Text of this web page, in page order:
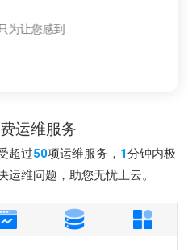
售前或者售后，只为让您感到
有任务不满意的,可申请全额退
并且用最短的时间解决您的难
售前或者售后，只为让您感到
有任务不满意的,可申请全额退
运维服务
超过50项运维服务， 1分钟内极
运维问题，助您无忧上云。